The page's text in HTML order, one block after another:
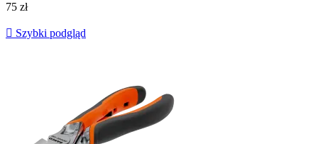
75 zł
 Szybki podgląd